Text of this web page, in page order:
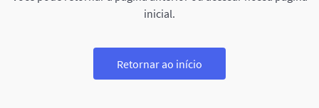
inicial.
Retornar ao início